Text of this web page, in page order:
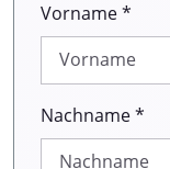
Vorname *
Nachname *